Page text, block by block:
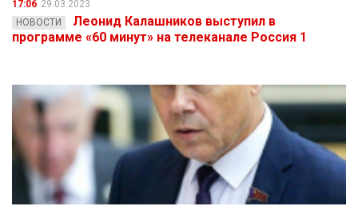
17:06 29.03.2023
НОВОСТИ
Леонид Калашников выступил в
программе «60 минут» на телеканале Россия 1